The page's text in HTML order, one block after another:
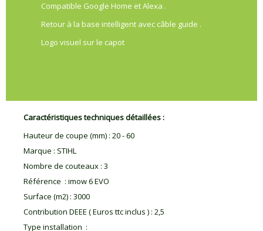
Compatible Google Home et Alexa .
Retour à la base intelligent avec câble guide .
Logo visuel sur le capot
Caractéristiques techniques détaillées :
Hauteur de coupe (mm) : 20 - 60
Marque : STIHL
Nombre de couteaux : 3
Référence : imow 6 EVO
Surface (m2) : 3000
Contribution DEEE ( Euros ttc inclus ) : 2,5
Type installation :